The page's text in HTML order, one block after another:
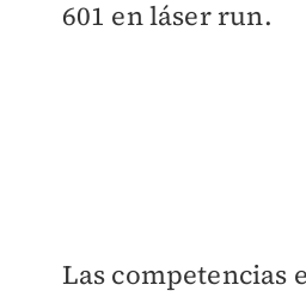
601 en láser run.
Las competencias